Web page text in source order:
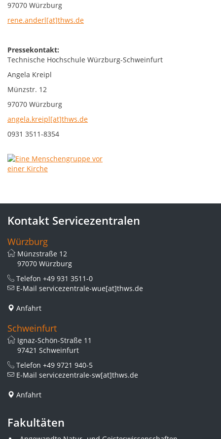
97070 Würzburg
rene.anderl[at]thws.de
Pressekontakt:
Technische Hochschule Würzburg-Schweinfurt
Angela Kreipl
Münzstr. 12
97070 Würzburg
angela.kreipl[at]thws.de
0931 3511-8354
Kontakt Servicezentralen
Würzburg
Münzstraße 12
97070 Würzburg
Telefon +49 931 3511-0
E-Mail servicezentrale-wue[at]thws.de
Anfahrt
Schweinfurt
Ignaz-Schön-Straße 11
97421 Schweinfurt
Telefon +49 9721 940-5
E-Mail servicezentrale-sw[at]thws.de
Anfahrt
Fakultäten